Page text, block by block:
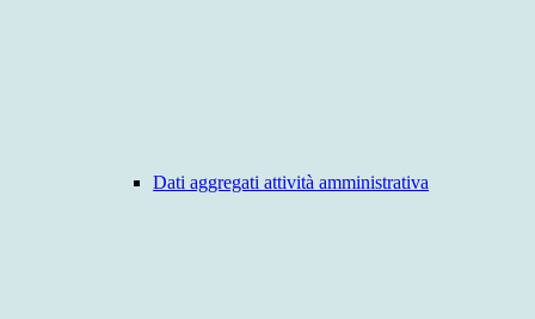
Dati aggregati attività amministrativa